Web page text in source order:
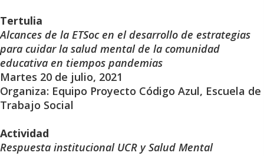
Tertulia
Alcances de la ETSoc en el desarrollo de estrategias
para cuidar la salud mental de la comunidad
educativa en tiempos pandemias
Martes 20 de julio, 2021
Organiza: Equipo Proyecto Código Azul, Escuela de
Trabajo Social
Actividad
Respuesta institucional UCR y Salud Mental